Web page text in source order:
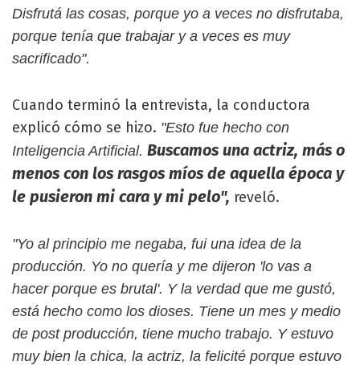
Disfrutá las cosas, porque yo a veces no disfrutaba,
porque tenía que trabajar y a veces es muy
sacrificado".
Cuando terminó la entrevista, la conductora
explicó cómo se hizo. "Esto fue hecho con
Inteligencia Artificial. Buscamos una actriz, más o
menos con los rasgos míos de aquella época y
le pusieron mi cara y mi pelo", reveló.
"Yo al principio me negaba, fui una idea de la
producción. Yo no quería y me dijeron 'lo vas a
hacer porque es brutal'. Y la verdad que me gustó,
está hecho como los dioses. Tiene un mes y medio
de post producción, tiene mucho trabajo. Y estuvo
muy bien la chica, la actriz, la felicité porque estuvo